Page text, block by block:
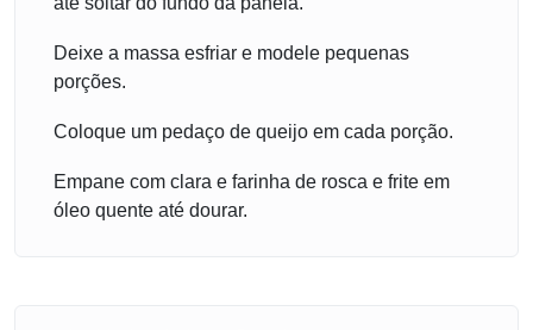
Deixe a massa esfriar e modele pequenas
porções.
Coloque um pedaço de queijo em cada porção.
Empane com clara e farinha de rosca e frite em
óleo quente até dourar.